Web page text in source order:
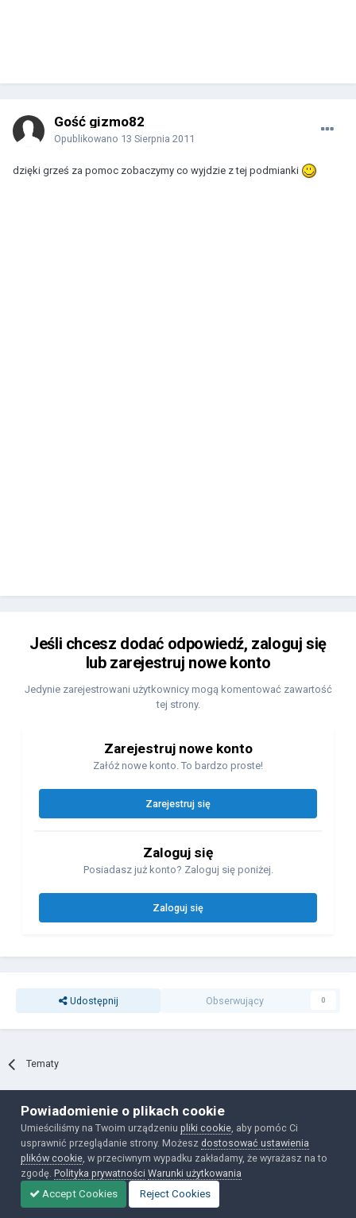
Gość gizmo82
Opublikowano 13 Sierpnia 2011
dzięki grześ za pomoc zobaczymy co wyjdzie z tej podmianki
Jeśli chcesz dodać odpowiedź, zaloguj się
lub zarejestruj nowe konto
Jedynie zarejestrowani użytkownicy mogą komentować zawartość
tej strony.
Zarejestruj nowe konto
Załóż nowe konto. To bardzo proste!
Zarejestruj się
Zaloguj się
Posiadasz już konto? Zaloguj się poniżej.
Zaloguj się
Udostępnij Obserwujący 0
Tematy
Polityka prywatności Ciasteczka
Powered by Invision Community
Powiadomienie o plikach cookie
Umieściliśmy na Twoim urządzeniupliki cookie , aby pomóc Ci
usprawnić przeglądanie strony. Możesz dostosować ustawienia
plików cookie , w przeciwnym wypadku zakładamy, że wyrażasz na to
zgodę.Polityka prywatności Warunki użytkowania
Accept Cookies
Reject Cookies